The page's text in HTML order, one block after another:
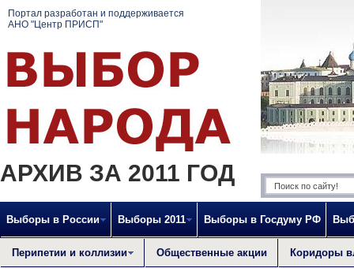
Портал разработан и поддерживается
АНО "Центр ПРИСП"
АРХИВ ЗА 2011 ГОД
Выборы в России Выборы 2011 Выборы в Госдуму РФ
Перипетии и коллизии Общественные акции Коридоры